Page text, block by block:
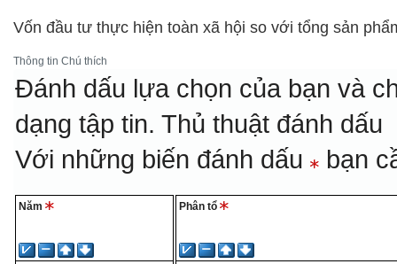
Vốn đầu tư thực hiện toàn xã hội so với tổng sản
Thông tin Chú thích
Đánh dấu lựa chọn của bạn và
dạng tập tin.Thủ thuật đánh dấu
Với những biến đánh dấu bạn
Năm Phân tổ